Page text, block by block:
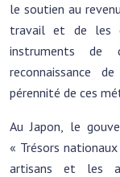
le soutien au
travail et de les
instruments
reconnaissance
pérennité de ces
Au Japon, le
« Trésors
artisans et les